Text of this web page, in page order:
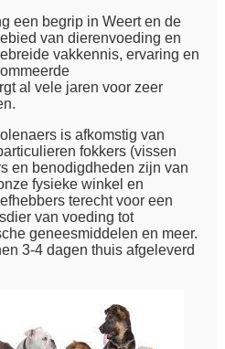
een begrip in Weert en de
van dierenvoeding en
vakkennis, ervaring en
al vele jaren voor zeer
is afkomstig van
fokkers (vissen
en benodigdheden zijn van
fysieke winkel en
terecht voor een
van voeding tot
geneesmiddelen en meer.
3-4 dagen thuis afgeleverd